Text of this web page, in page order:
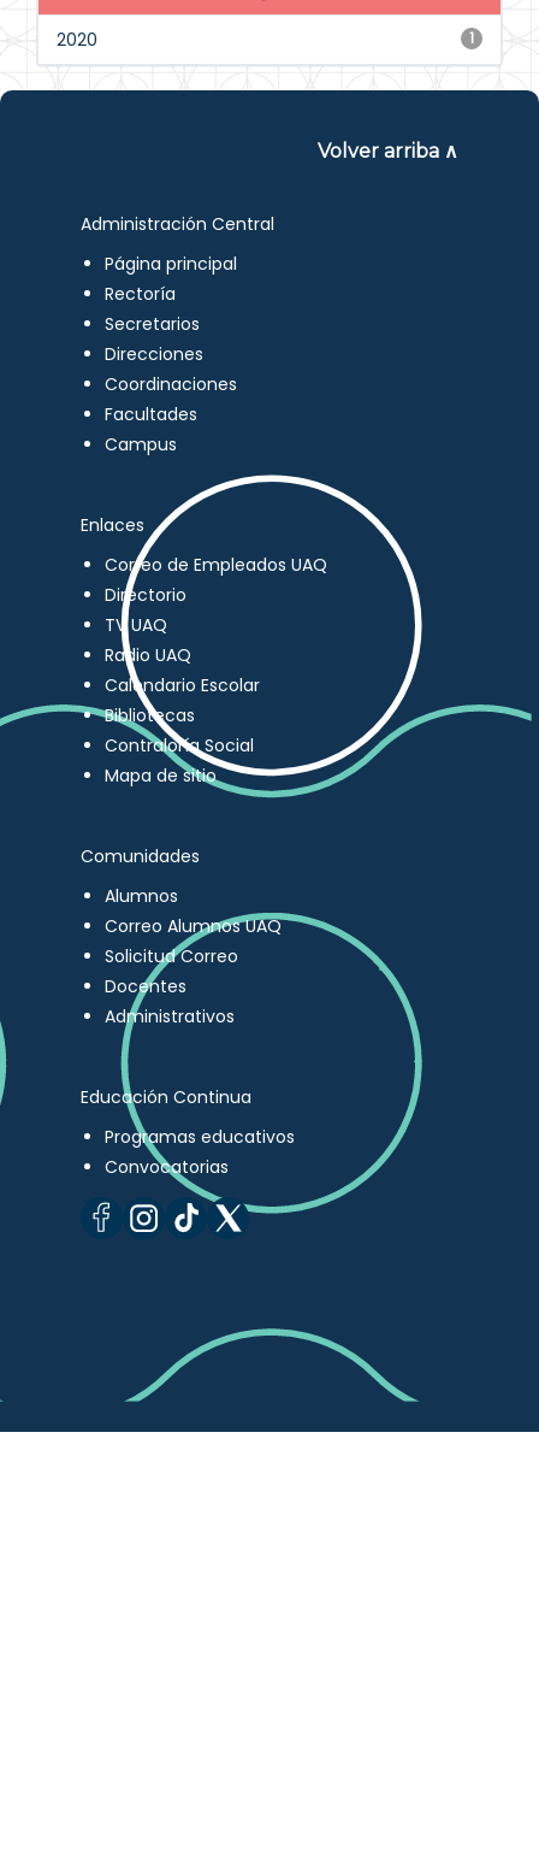
1
2020
Volver arriba ∧
Administración Central
Página principal
Rectoría
Secretarios
Direcciones
Coordinaciones
Facultades
Campus
Enlaces
Correo de Empleados UAQ
Directorio
TV UAQ
Radio UAQ
Calendario Escolar
Bibliotecas
Contraloría Social
Mapa de sitio
Comunidades
Alumnos
Correo Alumnos UAQ
Solicitud Correo
Docentes
Administrativos
Educación Continua
Programas educativos
Convocatorias